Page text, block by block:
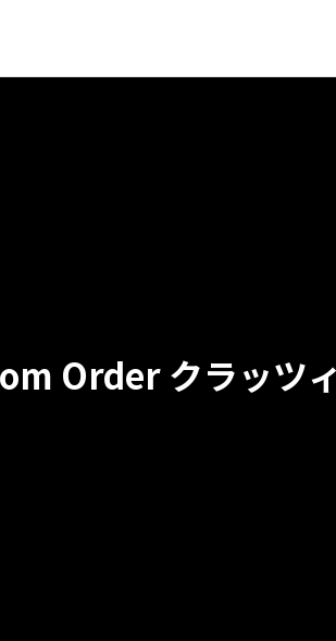
クラッツ